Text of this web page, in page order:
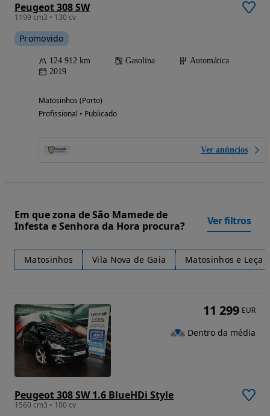
Peugeot 308 SW
1199 cm3 • 130 cv
Promovido
124 912 km Gasolina
Automática
2019
Matosinhos (Porto)
Profissional • Publicado
Ver anúncios
Em que zona de São Mamede de
Infesta e Senhora da Hora procura?
Ver filtros
Matosinhos Vila Nova de Gaia Matosinhos e Leça
Peugeot 308 SW 1.6 BlueHDi Style
1560 cm3 • 100 cv
11 299 EUR
Dentro da média